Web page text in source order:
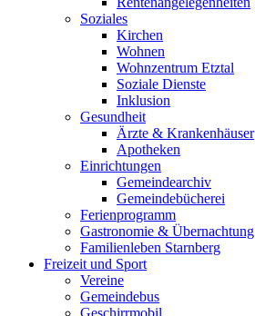
Soziales
Kirchen
Wohnen
Wohnzentrum Etztal
Soziale Dienste
Inklusion
Gesundheit
Ärzte & Krankenhäuser
Apotheken
Einrichtungen
Gemeindearchiv
Gemeindebücherei
Ferienprogramm
Gastronomie & Übernachtung
Familienleben Starnberg
Freizeit und Sport
Vereine
Gemeindebus
Geschirrmobil